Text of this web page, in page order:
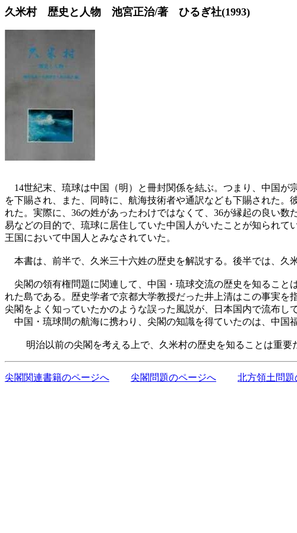
久米村 歴史と人物 池宮正治/著 ひるぎ社(1993)
14世紀末、琉球は中国（明）と冊封関係を結ぶ。つまり、中国が
を下賜され、また、同時に、航海技術者や通訳なども下賜された
れた。実際に、36の姓があったわけではなくて、36が縁起の良い
易などの目的で、琉球に居住していた中国人がいたことが知られ
王国において中国人とみなされていた。
本書は、前半で、久米三十六姓の歴史を解説する。後半では、久
尖閣の領有権問題に関連して、中国・琉球交流の歴史を知ること
れた島である。歴史学者で京都大学教授だった井上清はこの事実
尖閣をよく知っていたかのような誤った風説が、日本国内で流布して
中国・琉球間の航海に携わり、尖閣の知識を得ていたのは、中国
明治以前の尖閣を考える上で、久米村の歴史を知ることは重要
尖閣関連書籍のページへ 尖閣問題のページへ 北方領土問